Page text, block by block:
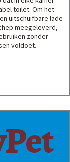
toilet. Om het
uitschuifbare lade
meegeleverd,
zonder
voldoet.